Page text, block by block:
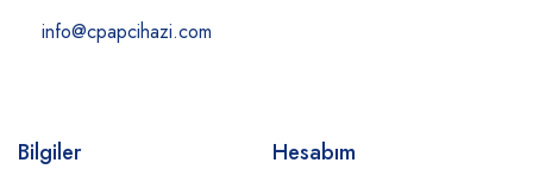
info@cpapcihazi.com
Bilgiler Hesabım